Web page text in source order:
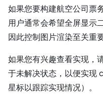
如果您要构建航空公司票
用户通常会希望全屏显示
因此控制图片渲染至关重要
如果您有兴趣查看实现，
于未解决状态，以便实现
星标以跟踪实现情况）。